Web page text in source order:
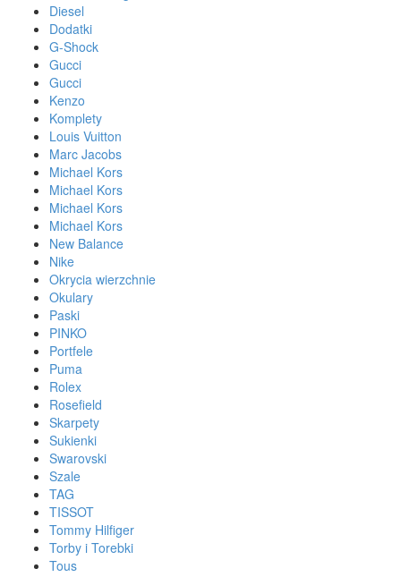
Diesel
Dodatki
G-Shock
Gucci
Gucci
Kenzo
Komplety
Louis Vuitton
Marc Jacobs
Michael Kors
Michael Kors
Michael Kors
Michael Kors
New Balance
Nike
Okrycia wierzchnie
Okulary
Paski
PINKO
Portfele
Puma
Rolex
Rosefield
Skarpety
Sukienki
Swarovski
Szale
TAG
TISSOT
Tommy Hilfiger
Torby i Torebki
Tous